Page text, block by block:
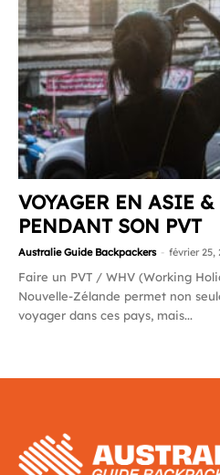
VOYAGER EN ASIE
PENDANT SON PVT
Australie Guide Backpackers - février 25,
Faire un PVT / WHV (Working
Nouvelle-Zélande permet non
voyager dans ces pays, mais...